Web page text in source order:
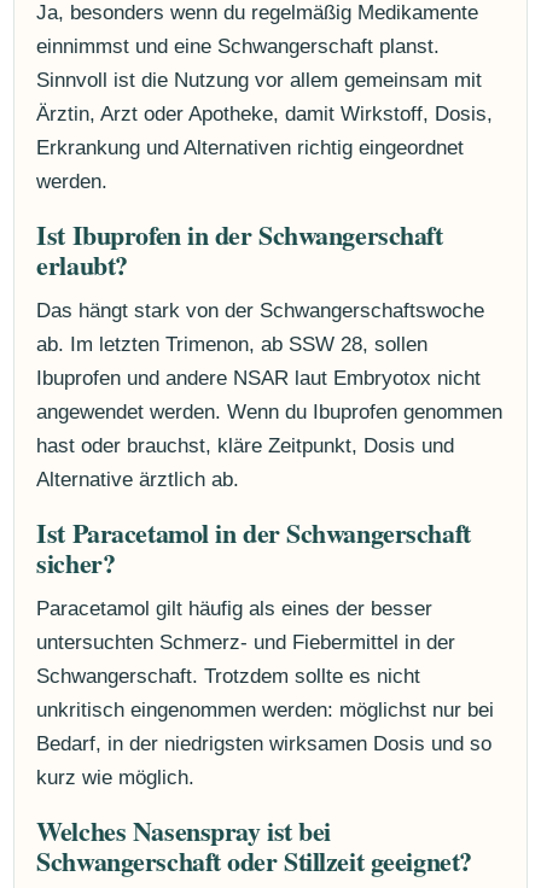
Ja, besonders wenn du regelmäßig Medikamente
einnimmst und eine Schwangerschaft planst.
Sinnvoll ist die Nutzung vor allem gemeinsam mit
Ärztin, Arzt oder Apotheke, damit Wirkstoff, Dosis,
Erkrankung und Alternativen richtig eingeordnet
werden.
Ist Ibuprofen in der Schwangerschaft
erlaubt?
Das hängt stark von der Schwangerschaftswoche
ab. Im letzten Trimenon, ab SSW 28, sollen
Ibuprofen und andere NSAR laut Embryotox nicht
angewendet werden. Wenn du Ibuprofen genommen
hast oder brauchst, kläre Zeitpunkt, Dosis und
Alternative ärztlich ab.
Ist Paracetamol in der Schwangerschaft
sicher?
Paracetamol gilt häufig als eines der besser
untersuchten Schmerz- und Fiebermittel in der
Schwangerschaft. Trotzdem sollte es nicht
unkritisch eingenommen werden: möglichst nur bei
Bedarf, in der niedrigsten wirksamen Dosis und so
kurz wie möglich.
Welches Nasenspray ist bei
Schwangerschaft oder Stillzeit geeignet?